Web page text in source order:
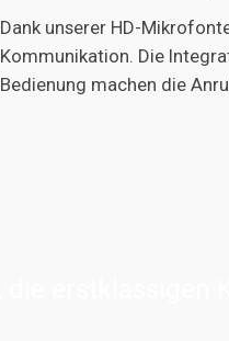
Dank unserer HD-
Kommunikation. Die
Bedienung machen die